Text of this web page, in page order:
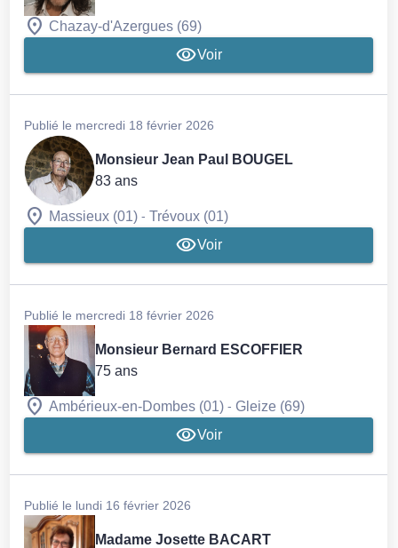
Chazay-d'Azergues (69)
Voir
Publié le mercredi 18 février 2026
Monsieur Jean Paul BOUGEL
83 ans
Massieux (01) -Trévoux (01)
Voir
Publié le mercredi 18 février 2026
Monsieur Bernard ESCOFFIER
75 ans
Ambérieux-en-Dombes (01) - Gleize (69)
Voir
Publié le lundi 16 février 2026
Madame Josette BACART